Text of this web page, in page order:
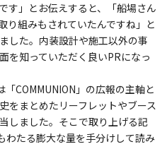
す」とお伝えすると、「船場さん
り組みもされていたんですね」と
した。内装設計や施工以外の事
を知っていただく良いPRになっ
「COMMUNION」の広報の主軸と
をまとめたリーフレットやブース
しました。そこで取り上げる記
わたる膨大な量を手分けして読み